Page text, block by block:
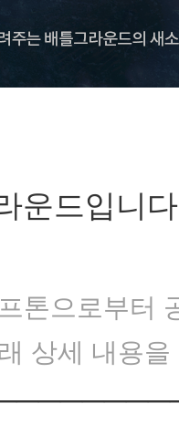
운드입니
톤으로부터
상세 내용